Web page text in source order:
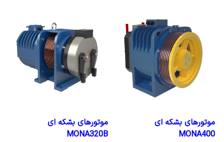
موتورهای بشکه ای
MONA400
موتورهای بشکه ای
MONA320B